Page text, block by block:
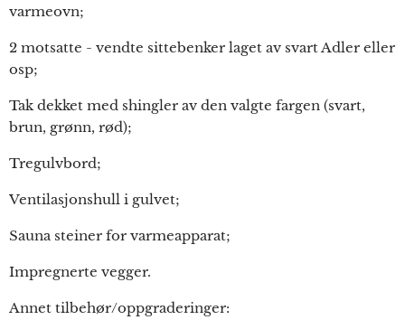
varmeovn;
2 motsatte - vendte sittebenker laget av svart Adler eller
osp;
Tak dekket med shingler av den valgte fargen (svart,
brun, grønn, rød);
Tregulvbord;
Ventilasjonshull i gulvet;
Sauna steiner for varmeapparat;
Impregnerte vegger.
Annet tilbehør/oppgraderinger: